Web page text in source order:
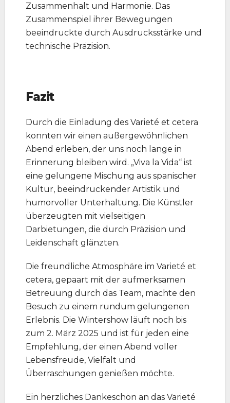
Zusammenhalt und Harmonie. Das
Zusammenspiel ihrer Bewegungen
beeindruckte durch Ausdrucksstärke und
technische Präzision.
Fazit
Durch die Einladung des Varieté et cetera
konnten wir einen außergewöhnlichen
Abend erleben, der uns noch lange in
Erinnerung bleiben wird. „Viva la Vida“ ist
eine gelungene Mischung aus spanischer
Kultur, beeindruckender Artistik und
humorvoller Unterhaltung. Die Künstler
überzeugten mit vielseitigen
Darbietungen, die durch Präzision und
Leidenschaft glänzten.
Die freundliche Atmosphäre im Varieté et
cetera, gepaart mit der aufmerksamen
Betreuung durch das Team, machte den
Besuch zu einem rundum gelungenen
Erlebnis. Die Wintershow läuft noch bis
zum 2. März 2025 und ist für jeden eine
Empfehlung, der einen Abend voller
Lebensfreude, Vielfalt und
Überraschungen genießen möchte.
Ein herzliches Dankeschön an das Varieté